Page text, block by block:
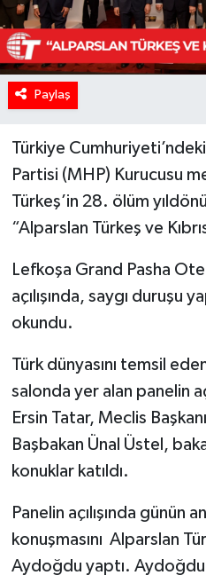
Paylaş
Türkiye
Partisi (MHP) Kurucusu
Türkeş’in 28. ölüm
“Alparslan Türkeş ve
Lefkoşa Grand Pasha
açılışında, saygı duruşu
okundu.
Türk dünyasını temsil
salonda yer alan panelin
Ersin Tatar, Meclis
Başbakan Ünal Üstel,
konuklar katıldı.
Panelin açılışında günün
konuşmasını Alparslan
Aydoğdu yaptı. Aydoğdu,